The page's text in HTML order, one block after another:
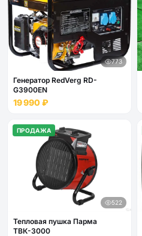
773
Генератор RedVerg RD-
G3900EN
19 990 ₽
ПРОДАЖА
522
Тепловая пушка Парма
ТВК-3000